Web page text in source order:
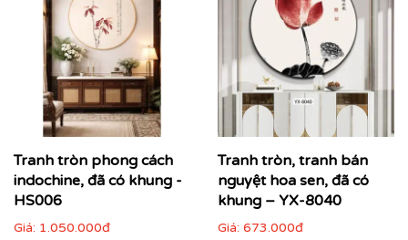
Khung nhựa composite màu đen, vàng và bạc
Tranh tròn phong cách
indochine, đã có khung -
HS006
Giá: 1.050.000đ
Tranh tròn, tranh bán
nguyệt hoa sen, đã có
khung – YX-8040
Giá: 673.000đ